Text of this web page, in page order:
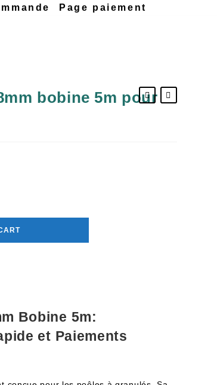
Page paiement
bobine 5m pour
Bobine 5m:
et Paiements